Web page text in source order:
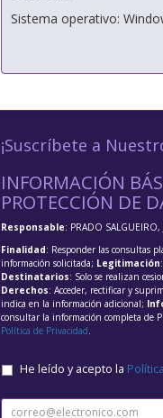
Sistema operativo:
¡Suscríbete a
INFORMACIÓN
PROTECCIÓN DE
Responsable: PRADO SALGUEIRO,
Finalidad: Responder las consultas
información solicitada; Legitimación
Destinatarios: Solo se realizan
Derechos: Acceder, rectificar y
indica en la información adicional;
consultar la información completa de
Política de Privacidad.
He leído y acepto la